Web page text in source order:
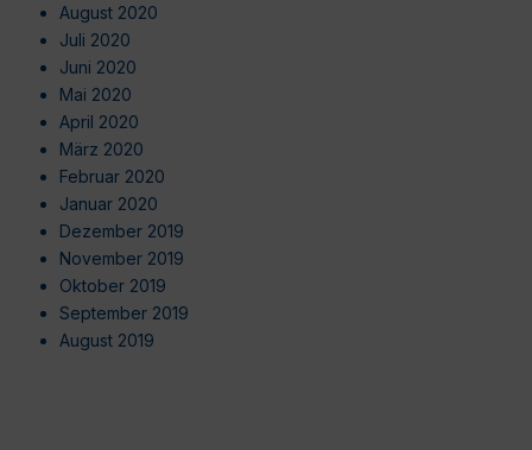
August 2020
Juli 2020
Juni 2020
Mai 2020
April 2020
März 2020
Februar 2020
Januar 2020
Dezember 2019
November 2019
Oktober 2019
September 2019
August 2019